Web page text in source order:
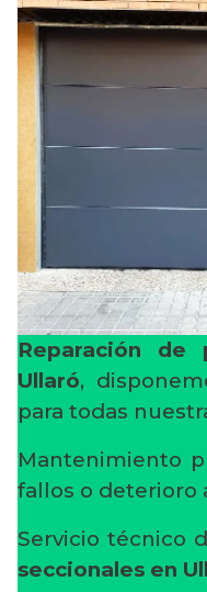
Reparación de
Ullaró,
para todas
Mantenimiento
fallos o deterioro
Servicio técnico
seccionales en